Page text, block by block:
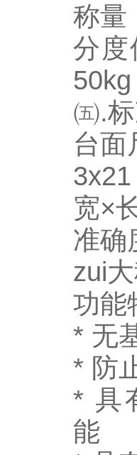
称量
分度
50kg
㈤.
台面
宽×
准确
zui
功能
*
* 防
* 具